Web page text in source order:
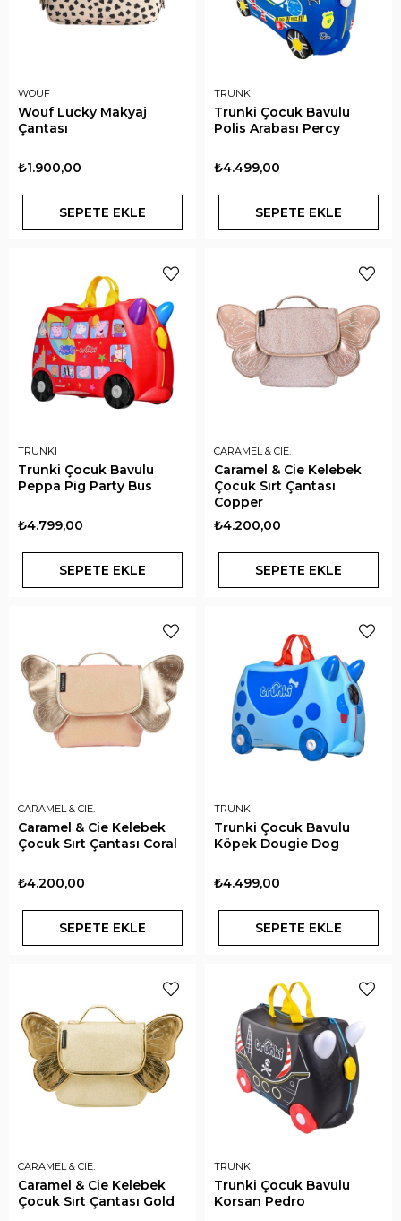
WOUF
Wouf Lucky Makyaj
Çantası
₺1.900,00
SEPETE EKLE
TRUNKI
Trunki Çocuk Bavulu
Polis Arabası Percy
₺4.499,00
SEPETE EKLE
TRUNKI
Trunki Çocuk Bavulu
Peppa Pig Party Bus
₺4.799,00
SEPETE EKLE
CARAMEL & CIE.
Caramel & Cie Kelebek
Çocuk Sırt Çantası
Copper
₺4.200,00
SEPETE EKLE
CARAMEL & CIE.
Caramel & Cie Kelebek
Çocuk Sırt Çantası Coral
₺4.200,00
SEPETE EKLE
TRUNKI
Trunki Çocuk Bavulu
Köpek Dougie Dog
₺4.499,00
SEPETE EKLE
CARAMEL & CIE.
Caramel & Cie Kelebek
Çocuk Sırt Çantası Gold
TRUNKI
Trunki Çocuk Bavulu
Korsan Pedro